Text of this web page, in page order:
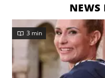
NEWS
3 min